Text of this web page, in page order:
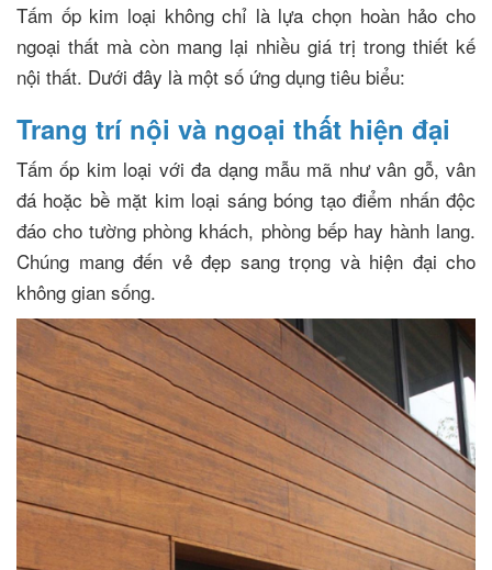
Tấm ốp kim loại không chỉ là lựa chọn hoàn hảo cho
ngoại thất mà còn mang lại nhiều giá trị trong thiết kế
nội thất. Dưới đây là một số ứng dụng tiêu biểu:
Trang trí nội và ngoại thất hiện đại
Tấm ốp kim loại với đa dạng mẫu mã như vân gỗ, vân
đá hoặc bề mặt kim loại sáng bóng tạo điểm nhấn độc
đáo cho tường phòng khách, phòng bếp hay hành lang.
Chúng mang đến vẻ đẹp sang trọng và hiện đại cho
không gian sống.